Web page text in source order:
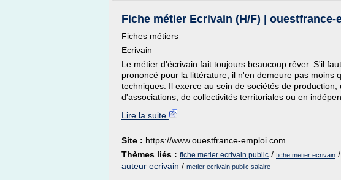
Fiche métier Ecrivain (H/F) | ouestfrance-
Fiches métiers
Ecrivain
Le métier d'écrivain fait toujours beaucoup rêver. S'il
prononcé pour la littérature, il n'en demeure pas moins
techniques. Il exerce au sein de sociétés de production,
d'associations, de collectivités territoriales ou en
Lire la suite
Site : https://www.ouestfrance-emploi.com
Thèmes liés : fiche metier ecrivain public / fiche metier ecrivain /
auteur ecrivain / metier ecrivain public salaire